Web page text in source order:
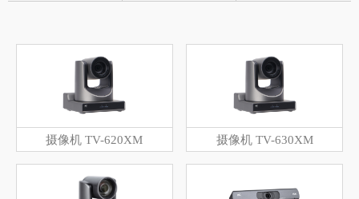
摄像机 TV-620XM 摄像机 TV-630XM